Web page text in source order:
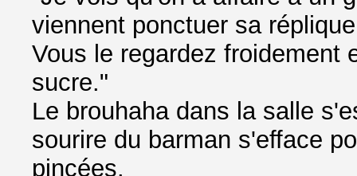
viennent ponctuer sa
Vous le regardez froidement
sucre."
Le brouhaha dans la salle
sourire du barman s'efface
pincées.